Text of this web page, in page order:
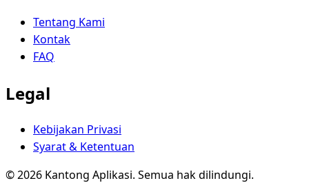
Tentang Kami
Kontak
FAQ
Legal
Kebijakan Privasi
Syarat & Ketentuan
© 2026 Kantong Aplikasi. Semua hak dilindungi.